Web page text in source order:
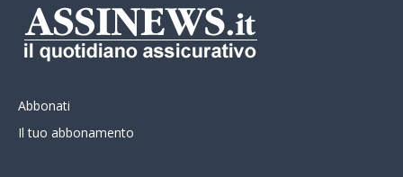
Abbonati
Il tuo abbonamento